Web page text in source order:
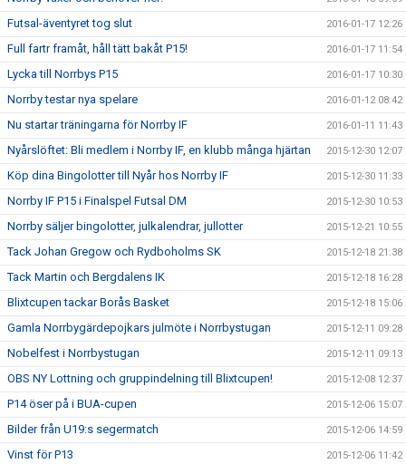
Futsal-äventyret tog slut 2016-01-17 12:26
Full fartr framåt, håll tätt bakåt P15! 2016-01-17 11:54
Lycka till Norrbys P15 2016-01-17 10:30
Norrby testar nya spelare 2016-01-12 08:42
Nu startar träningarna för Norrby IF 2016-01-11 11:43
Nyårslöftet: Bli medlem i Norrby IF, en klubb många hjärtan 2015-12-30 12:07
Köp dina Bingolotter till Nyår hos Norrby IF 2015-12-30 11:33
Norrby IF P15 i Finalspel Futsal DM 2015-12-30 10:53
Norrby säljer bingolotter, julkalendrar, jullotter 2015-12-21 10:55
Tack Johan Gregow och Rydboholms SK 2015-12-18 21:38
Tack Martin och Bergdalens IK 2015-12-18 16:28
Blixtcupen tackar Borås Basket 2015-12-18 15:06
Gamla Norrbygärdepojkars julmöte i Norrbystugan 2015-12-11 09:28
Nobelfest i Norrbystugan 2015-12-11 09:13
OBS NY Lottning och gruppindelning till Blixtcupen! 2015-12-08 12:37
P14 öser på i BUA-cupen 2015-12-06 15:07
Bilder från U19:s segermatch 2015-12-06 14:59
Vinst för P13 2015-12-06 11:42